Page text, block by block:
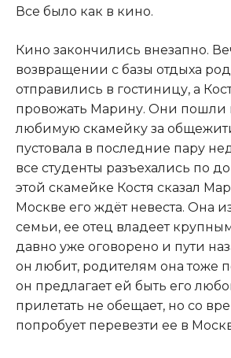
Все было как в кино.​
​Кино закончились внезапно.
возвращении с базы отдыха
отправились в гостиницу, а
провожать Марину. Они пошли
любимую скамейку за
пустовала в последние пару
все студенты разъехались по
этой скамейке Костя сказал
Москве его ждёт невеста. Она
семьи, ее отец владеет
давно уже оговорено и пути
он любит, родителям она тоже
он предлагает ей быть его
прилетать не обещает, но со
попробует перевезти ее в